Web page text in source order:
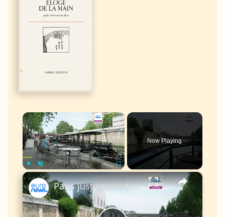
×
Unmute
Now Playing
×
Paris just opened a floating bookshop under Notre-Dame - and it has DJ sets